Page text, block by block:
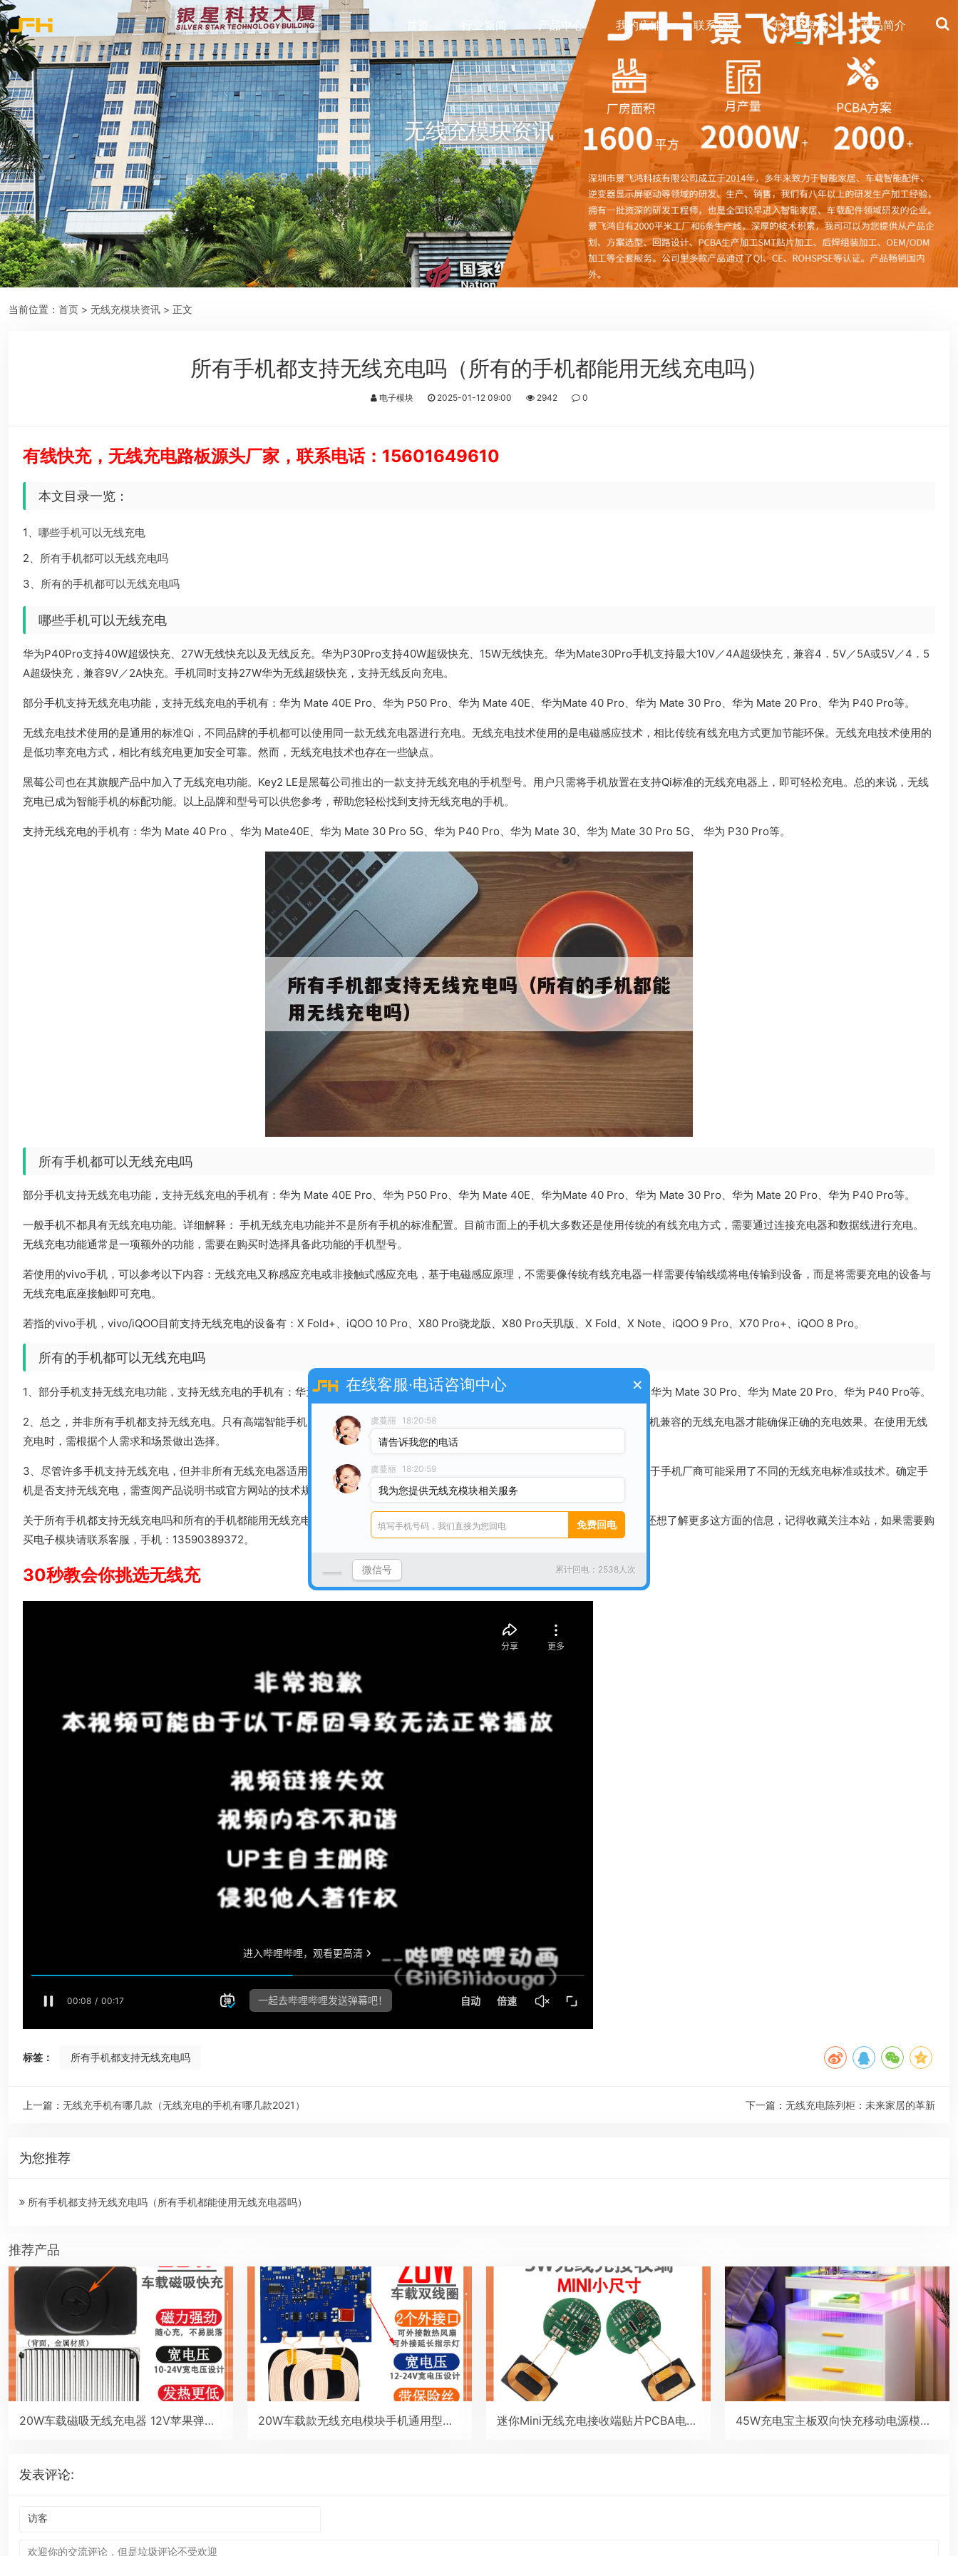
行业新闻 产品中心 我的店铺 联系我们 无线充资讯 产品简介
无线充模块资讯
当前位置： 首页 > 无线充模块资讯 > 正文
所有手机都支持无线充电吗（所有的手机都能用无线充电吗）
电子模块 2025-01-12 09:00 2942 0
有线快充，无线充电路板源头厂家，联系电话：15601649610
本文目录一览：
1、 哪些手机可以无线充电
2、
所有手机都可以无线充电吗
3、
所有的手机都可以无线充电吗
哪些手机可以无线充电
华为P40Pro支持40W超级快充、27W无线快充以及无线反充。华为P30Pro支持40W超级快充、15W无线快充。华为Mate30Pro手机支持最大10V／4A超级快充，兼容4．5V／5A或5V／4．5
A超级快充，兼容9V／2A快充。手机同时支持27W华为无线超级快充，支持无线反向充电。
部分手机支持无线充电功能，支持无线充电的手机有：华为 Mate 40E Pro、华为 P50 Pro、华为 Mate 40E、华为Mate 40 Pro、华为 Mate 30 Pro、华为 Mate 20 Pro、华为 P40 Pro等。
无线充电技术使用的是通用的标准Qi，不同品牌的手机都可以使用同一款无线充电器进行充电。无线充电技术使用的是电磁感应技术，相比传统有线充电方式更加节能环保。无线充电技术使用的
是低功率充电方式，相比有线充电更加安全可靠。然而，无线充电技术也存在一些缺点。
黑莓公司也在其旗舰产品中加入了无线充电功能。Key2 LE是黑莓公司推出的一款支持无线充电的手机型号。用户只需将手机放置在支持Qi标准的无线充电器上，即可轻松充电。总的来说，无线
充电已成为智能手机的标配功能。以上品牌和型号可以供您参考，帮助您轻松找到支持无线充电的手机。
支持无线充电的手机有：华为 Mate 40 Pro 、华为 Mate40E、华为 Mate 30 Pro 5G、华为 P40 Pro、华为 Mate 30、华为 Mate 30 Pro 5G、 华为 P30 Pro等。
所有手机都可以无线充电吗
部分手机支持无线充电功能，支持无线充电的手机有：华为 Mate 40E Pro、华为 P50 Pro、华为 Mate 40E、华为Mate 40 Pro、华为 Mate 30 Pro、华为 Mate 20 Pro、华为 P40 Pro等。
一般手机不都具有无线充电功能。详细解释： 手机无线充电功能并不是所有手机的标准配置。目前市面上的手机大多数还是使用传统的有线充电方式，需要通过连接充电器和数据线进行充电。
无线充电功能通常是一项额外的功能，需要在购买时选择具备此功能的手机型号。
若使用的vivo手机，可以参考以下内容：无线充电又称感应充电或非接触式感应充电，基于电磁感应原理，不需要像传统有线充电器一样需要传输线缆将电传输到设备，而是将需要充电的设备与
无线充电底座接触即可充电。
若指的vivo手机，vivo/iQOO目前支持无线充电的设备有：X Fold+、iQOO 10 Pro、X80 Pro骁龙版、X80 Pro天玑版、X Fold、X Note、iQOO 9 Pro、X70 Pro+、iQOO 8 Pro。
所有的手机都可以无线充电吗
1、部分手机支持无线充电功能，支持无线充电的手机有：华为 Mate 40E Pro、华为 P50 Pro、华为 Mate 40E、华为Mate 40 Pro、华为 Mate 30 Pro、华为 Mate 20 Pro、华为 P40 Pro等。
2、总之，并非所有手机都支持无线充电。只有高端智能手机，如苹果、三星、小米等旗舰机型，才能实现无线充电。同时，选择与手机兼容的无线充电器才能确保正确的充电效果。在使用无线
充电时，需根据个人需求和场景做出选择。
3、尽管许多手机支持无线充电，但并非所有无线充电器适用于所有手机。不同品牌和型号可能需要特定的无线充电器或适配器。这源于手机厂商可能采用了不同的无线充电标准或技术。确定手
机是否支持无线充电，需查阅产品说明书或官方网站的技术规格。若手机支持无线充电，任何符合标准的无线充电器均可使用。
关于所有手机都支持无线充电吗和所有的手机都能用无线充电吗的介绍到此就结束了，不知道你从中找到你需要的信息了吗 ？如果你还想了解更多这方面的信息，记得收藏关注本站，如果需要购
买电子模块请联系客服，手机：13590389372。
30秒教会你挑选无线充
标签： 所有手机都支持无线充电吗
上一篇： 无线充手机有哪几款（无线充电的手机有哪几款2021） 下一篇： 无线充电陈列柜：未来家居的革新
为您推荐
所有手机都支持无线充电吗（所有手机都能使用无线充电器吗）
推荐产品
20W车载磁吸无线充电器 12V苹果弹窗maasafe磁吸电瓶扶手箱中控台房车改装无线充 20W车载款无线充电模块手机通用型双线圈发射端车改无线充电器diy 迷你Mini无线充电接收端贴片PCBA电路板type-C小线圈QI通用5V改装模块 45W充电宝主板双向快充移动电源模块2串6串锂电池保护主板PD/QC协议
发表评论:
在线客服·电话咨询中心 ×
虞蔓丽 18:20:58
请告诉我您的电话
虞蔓丽 18:20:59
我为您提供无线充模块相关服务
累计回电：2538人次
微信号